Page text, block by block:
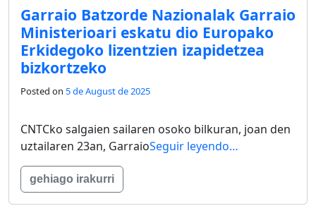
Garraio Batzorde Nazionalak Garraio
Ministerioari eskatu dio Europako
Erkidegoko lizentzien izapidetzea
bizkortzeko
Posted on 5 de August de 2025
CNTCko salgaien sailaren osoko bilkuran, joan den
uztailaren 23an, GarraioSeguir leyendo…
gehiago irakurri